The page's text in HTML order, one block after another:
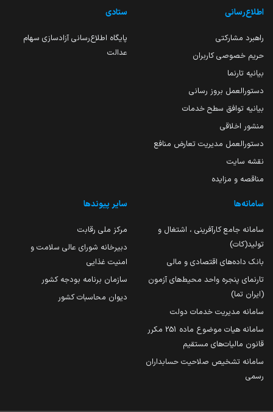
اطلاع‌رسانی
راهبرد مشارکتی
حریم خصوصی کاربران
بیانیه تارنما
دستورالعمل بروز رسانی
بیانیه توافق سطح خدمات
منشور اخلاقی
دستورالعمل مدیریت تعارض منافع
نقشه سایت
مناقصه و مزایده
ستادی
پایگاه اطلاع‌رسانی آزادسازی سهام
عدالت
سامانه‌ها
سامانه جامع کارآفرینی ، اشتغال و
تولید(کات)
بانک داده‌های اقتصادی و مالی
تارنمای پنجره واحد محیط‌های آزمون
(ایران تما)
سامانه مدیریت خدمات دولت
سامانه هیات موضوع ماده 251 مکرر
قانون مالیات‌های مستقیم
سامانه تشخیص صلاحیت حسابداران
رسمی
سایر پیوندها
مرکز ملی رقابت
دبیرخانه شورای عالی سلامت و
امنیت غذایی
سازمان برنامه بودجه کشور
دیوان محاسبات کشور